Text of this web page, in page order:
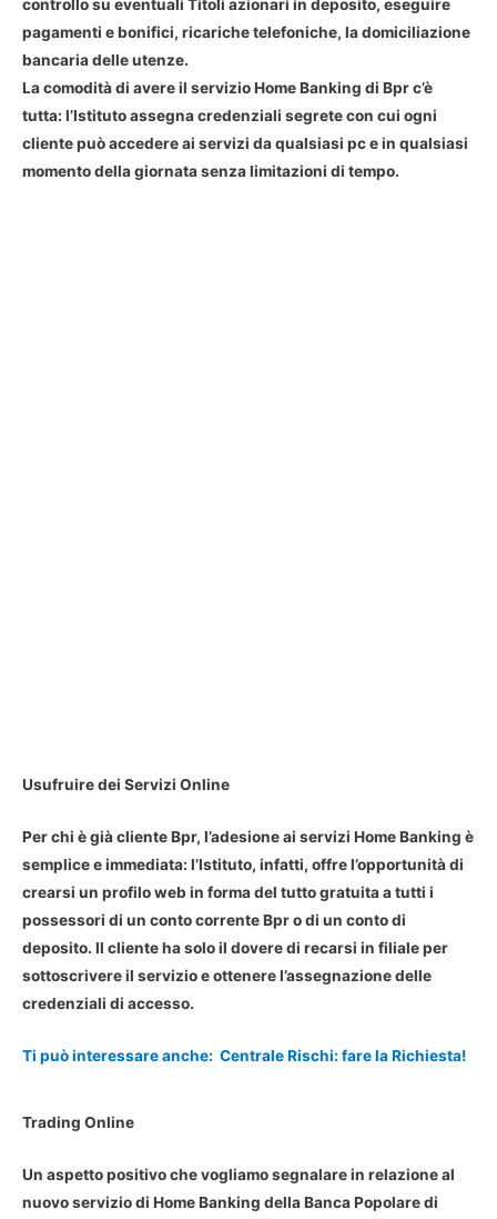
controllo su eventuali Titoli azionari in deposito, eseguire
pagamenti e bonifici, ricariche telefoniche, la domiciliazione
bancaria delle utenze.
La comodità di avere il servizio Home Banking di Bpr c’è
tutta: l’Istituto assegna credenziali segrete con cui ogni
cliente può accedere ai servizi da qualsiasi pc e in qualsiasi
momento della giornata senza limitazioni di tempo.
Usufruire dei Servizi Online
Per chi è già cliente Bpr, l’adesione ai servizi Home Banking è
semplice e immediata: l’Istituto, infatti, offre l’opportunità di
crearsi un profilo web in forma del tutto gratuita a tutti i
possessori di un conto corrente Bpr o di un conto di
deposito. Il cliente ha solo il dovere di recarsi in filiale per
sottoscrivere il servizio e ottenere l’assegnazione delle
credenziali di accesso.
Ti può interessare anche: Centrale Rischi: fare la Richiesta!
Trading Online
Un aspetto positivo che vogliamo segnalare in relazione al
nuovo servizio di Home Banking della Banca Popolare di